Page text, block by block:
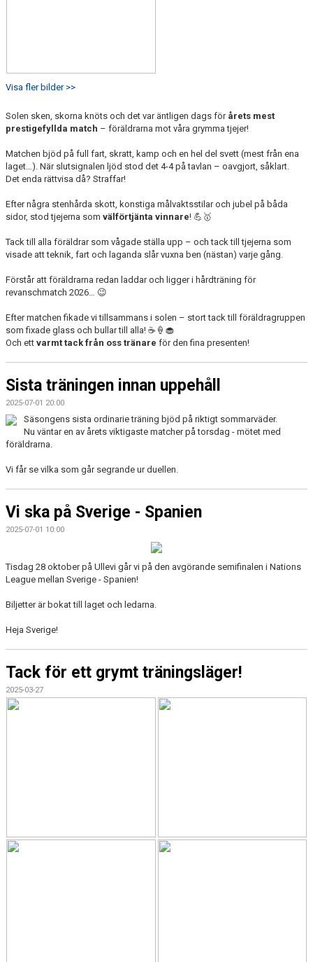
Visa fler bilder >>
Solen sken, skorna knöts och det var äntligen dags för årets mest
prestigefyllda match – föräldrarna mot våra grymma tjejer!
Matchen bjöd på full fart, skratt, kamp och en hel del svett (mest från ena
laget…). När slutsignalen ljöd stod det 4-4 på tavlan – oavgjort, såklart.
Det enda rättvisa då? Straffar!
Efter några stenhårda skott, konstiga målvaktsstilar och jubel på båda
sidor, stod tjejerna som välförtjänta vinnare! 💪🥇
Tack till alla föräldrar som vågade ställa upp – och tack till tjejerna som
visade att teknik, fart och laganda slår vuxna ben (nästan) varje gång.
Förstår att föräldrarna redan laddar och ligger i hårdträning för
revanschmatch 2026… 😉
Efter matchen fikade vi tillsammans i solen – stort tack till föräldragruppen
som fixade glass och bullar till alla! ☕🍦🧁
Och ett varmt tack från oss tränare för den fina presenten!
Sista träningen innan uppehåll
2025-07-01 20:00
Säsongens sista ordinarie träning bjöd på riktigt sommarväder.
Nu väntar en av årets viktigaste matcher på torsdag - mötet med
föräldrarna.
Vi får se vilka som går segrande ur duellen.
Vi ska på Sverige - Spanien
2025-07-01 10:00
Tisdag 28 oktober på Ullevi går vi på den avgörande semifinalen i Nations
League mellan Sverige - Spanien!
Biljetter är bokat till laget och ledarna.
Heja Sverige!
Tack för ett grymt träningsläger!
2025-03-27